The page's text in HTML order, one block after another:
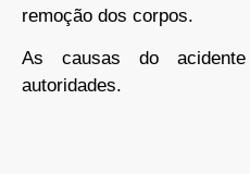
remoção dos corpos.
As causas do
autoridades.